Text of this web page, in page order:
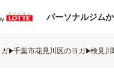
パーソナルジム
千葉市花見川区のヨガ 検見川